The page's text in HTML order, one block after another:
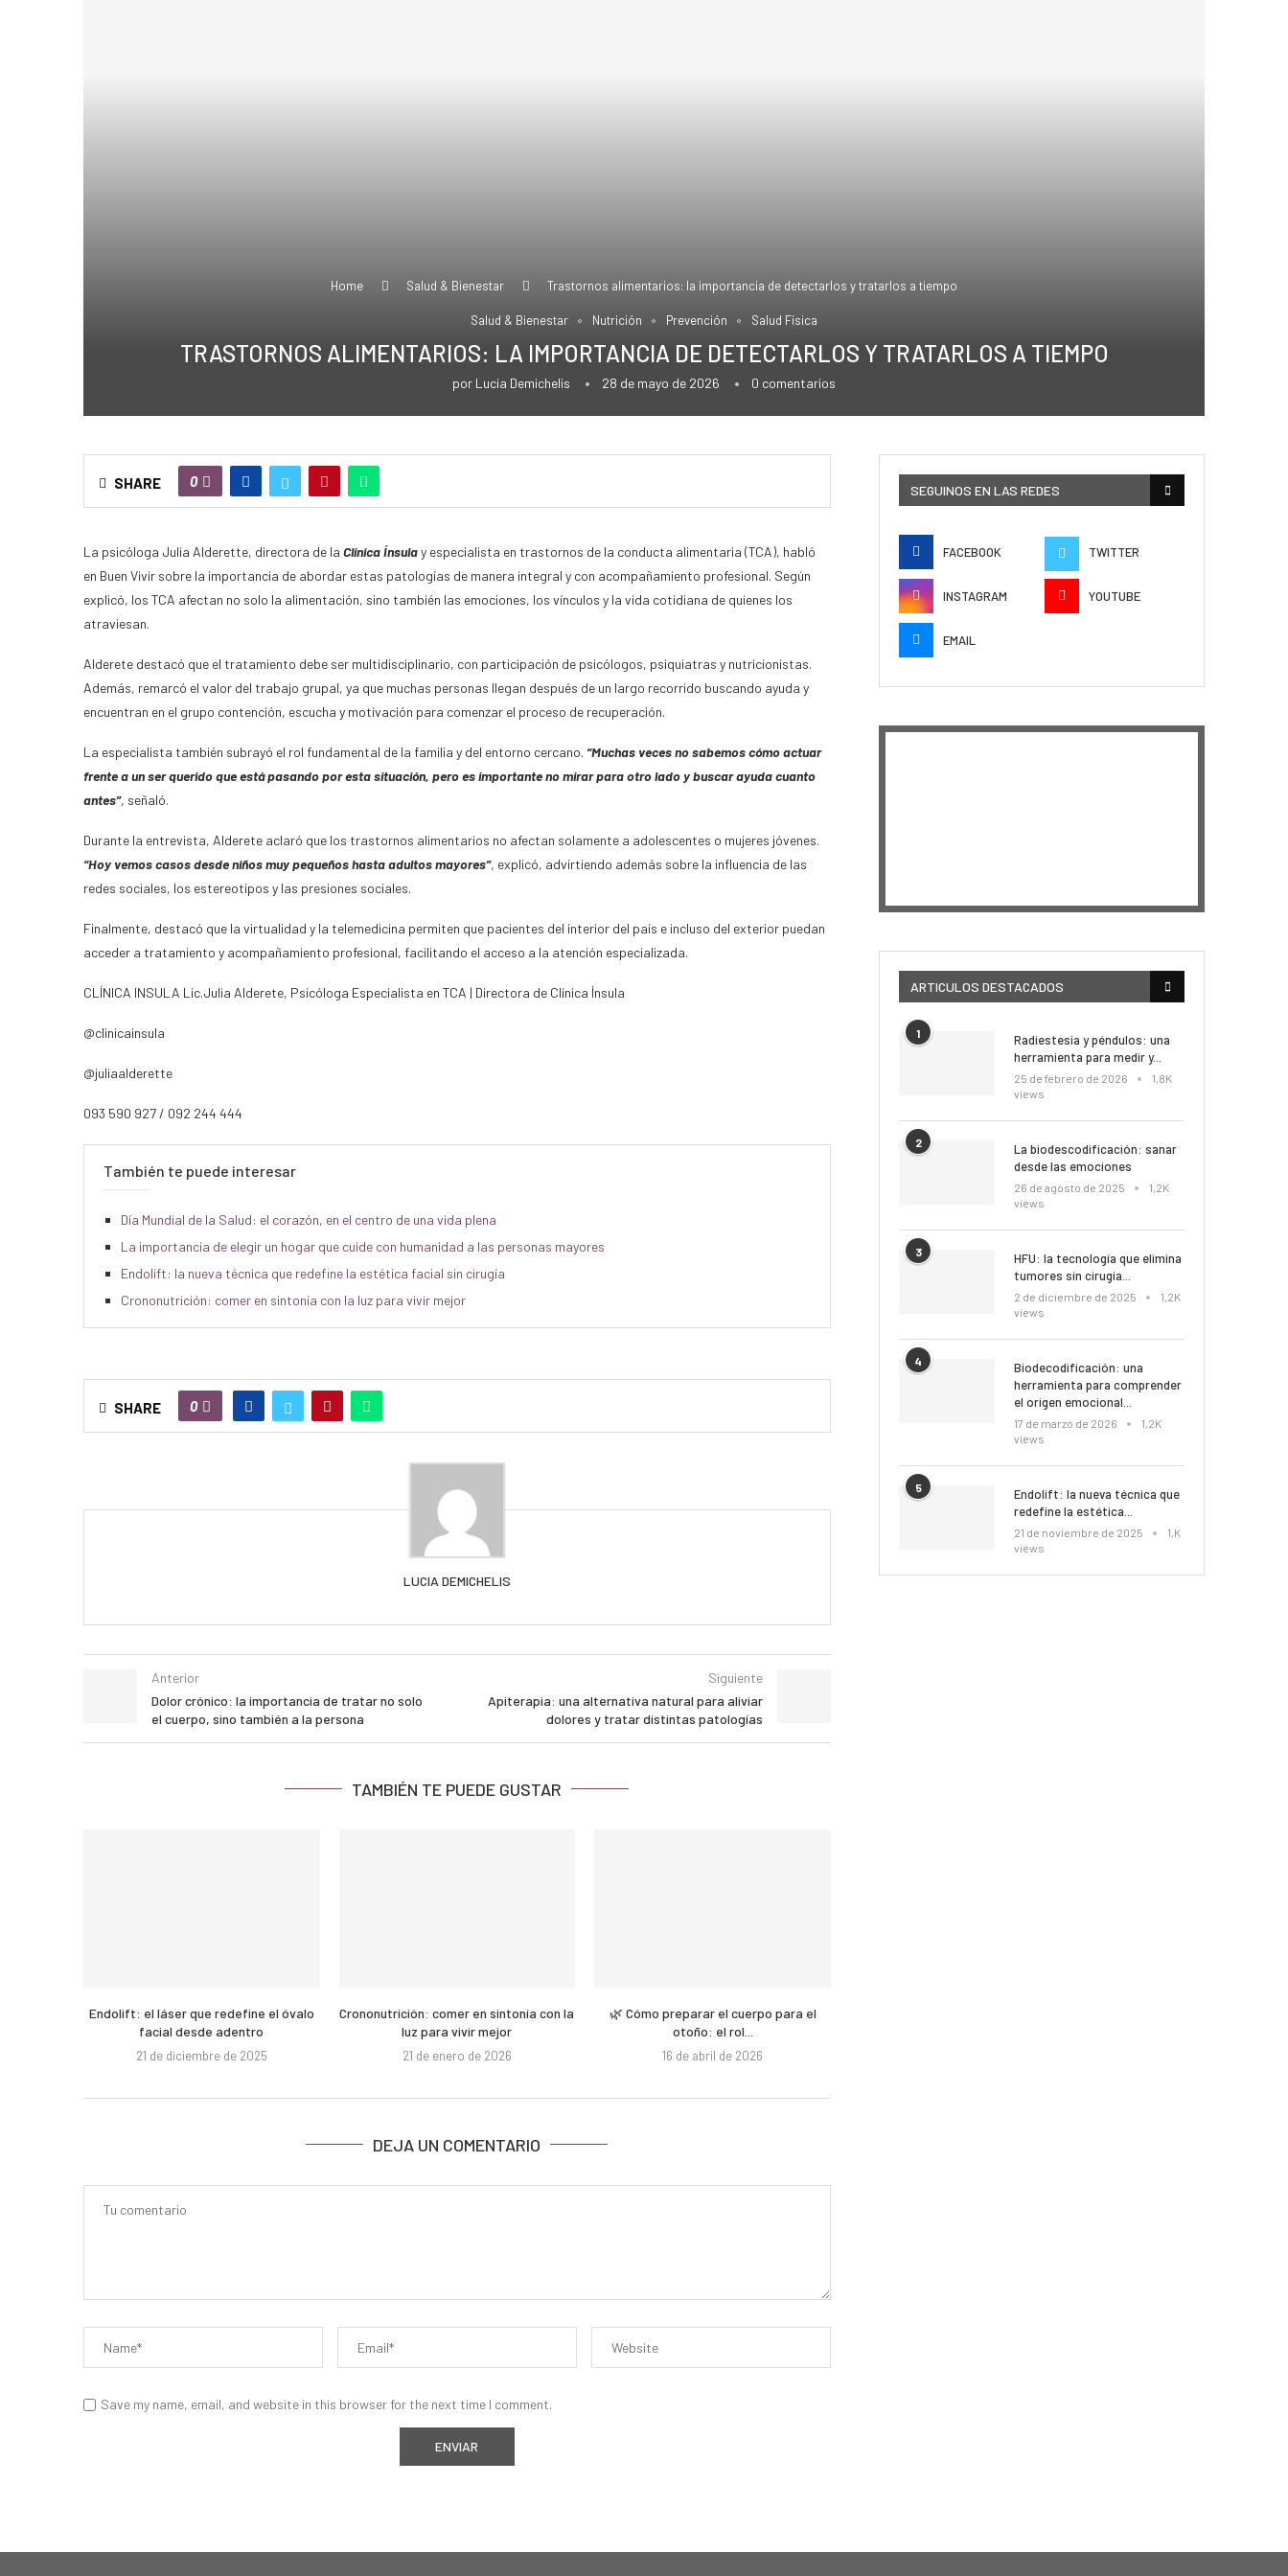
Home Salud & Bienestar Trastornos alimentarios: la importancia de detectarlos y tratarlos a tiempo
Salud & Bienestar Nutrición Prevención Salud Física
TRASTORNOS ALIMENTARIOS: LA IMPORTANCIA DE DETECTARLOS Y TRATARLOS A TIEMPO
por Lucia Demichelis 28 de mayo de 2026 0 comentarios
SHARE 0
La psicóloga Julia Alderette, directora de la Clínica Ínsulay especialista en trastornos de la conducta alimentaria (TCA), habló
en Buen Vivir sobre la importancia de abordar estas patologías de manera integral y con acompañamiento profesional. Según
explicó, los TCA afectan no solo la alimentación, sino también las emociones, los vínculos y la vida cotidiana de quienes los
atraviesan.
Alderete destacó que el tratamiento debe ser multidisciplinario, con participación de psicólogos, psiquiatras y nutricionistas.
Además, remarcó el valor del trabajo grupal, ya que muchas personas llegan después de un largo recorrido buscando ayuda y
encuentran en el grupo contención, escucha y motivación para comenzar el proceso de recuperación.
La especialista también subrayó el rol fundamental de la familia y del entorno cercano. “Muchas veces no sabemos cómo actuar
frente a un ser querido que está pasando por esta situación, pero es importante no mirar para otro lado y buscar ayuda cuanto
antes”, señaló.
Durante la entrevista, Alderete aclaró que los trastornos alimentarios no afectan solamente a adolescentes o mujeres jóvenes.
“Hoy vemos casos desde niños muy pequeños hasta adultos mayores”, explicó, advirtiendo además sobre la influencia de las
redes sociales, los estereotipos y las presiones sociales.
Finalmente, destacó que la virtualidad y la telemedicina permiten que pacientes del interior del país e incluso del exterior puedan
acceder a tratamiento y acompañamiento profesional, facilitando el acceso a la atención especializada.
CLÍNICA INSULA Lic.Julia Alderete, Psicóloga Especialista en TCA | Directora de Clínica Ínsula
@clinicainsula
@juliaalderette
093 590 927 / 092 244 444
También te puede interesar
Día Mundial de la Salud: el corazón, en el centro de una vida plena
La importancia de elegir un hogar que cuide con humanidad a las personas mayores
Endolift: la nueva técnica que redefine la estética facial sin cirugía
Crononutrición: comer en sintonía con la luz para vivir mejor
SHARE 0
LUCIA DEMICHELIS
Anterior
Dolor crónico: la importancia de tratar no solo
el cuerpo, sino también a la persona
Siguiente
Apiterapia: una alternativa natural para aliviar
dolores y tratar distintas patologías
TAMBIÉN TE PUEDE GUSTAR
Endolift: el láser que redefine el óvalo
facial desde adentro
21 de diciembre de 2025
Crononutrición: comer en sintonía con la
luz para vivir mejor
21 de enero de 2026
🌿 Cómo preparar el cuerpo para el
otoño: el rol...
16 de abril de 2026
DEJA UN COMENTARIO
Save my name, email, and website in this browser for the next time I comment.
SEGUINOS EN LAS REDES
FACEBOOK TWITTER
INSTAGRAM YOUTUBE
EMAIL
EPISODIOS
Información
ARTICULOS DESTACADOS
1
Radiestesia y péndulos: una
herramienta para medir y...
25 de febrero de 2026
1,8K
views
2
La biodescodificación: sanar
desde las emociones
26 de agosto de 2025
1,2K
views
3
HFU: la tecnología que elimina
tumores sin cirugía...
2 de diciembre de 2025
1,2K
views
4
Biodecodificación: una
herramienta para comprender
el origen emocional...
17 de marzo de 2026
1,2K
views
5
Endolift: la nueva técnica que
redefine la estética...
21 de noviembre de 2025
1,K
views